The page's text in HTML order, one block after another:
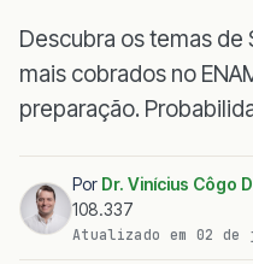
Descubra os temas de
mais cobrados no
preparação.
Por Dr. Vinícius Côgo
108.337
Atualizado em 02 de